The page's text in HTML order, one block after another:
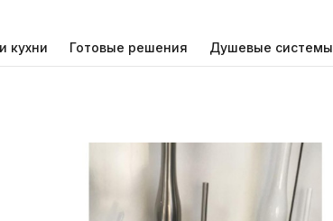
кухни Готовые решения Душевые системы